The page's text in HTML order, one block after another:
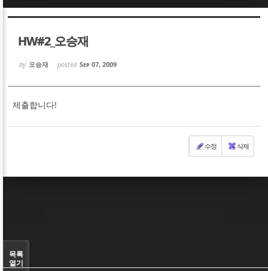
HW#2_오승재
by 오승재 posted Sep 07, 2009
제출합니다!
수정 삭제
목록
열기
Sketchbook5, 스케치북5
Sketchbook5, 스케치북5
Sketchbook5, 스케치북5
Sketchbook5, 스케치북5